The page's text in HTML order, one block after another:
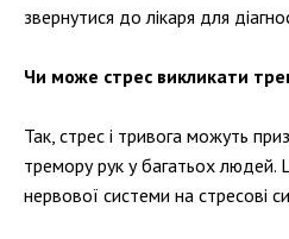
звернутися до лікаря для
Чи може стрес викликати
Так, стрес і тривога можуть
тремору рук у багатьох людей.
нервової системи на стресові